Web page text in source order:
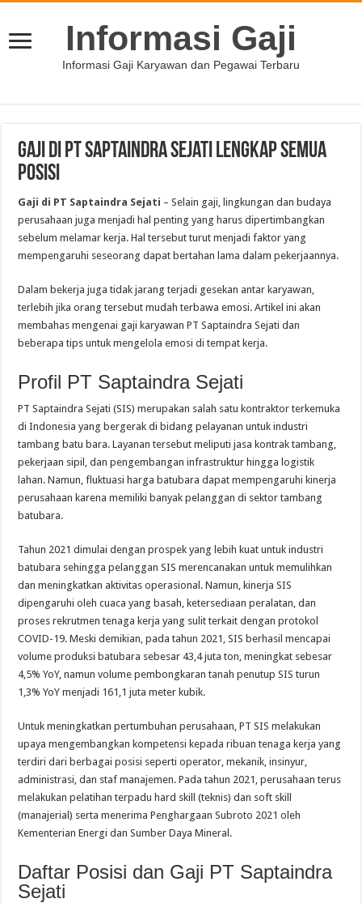
Informasi Gaji
Informasi Gaji Karyawan dan Pegawai Terbaru
Gaji di PT Saptaindra Sejati Lengkap Semua
Posisi
Gaji di PT Saptaindra Sejati – Selain gaji, lingkungan dan budaya
perusahaan juga menjadi hal penting yang harus dipertimbangkan
sebelum melamar kerja. Hal tersebut turut menjadi faktor yang
mempengaruhi seseorang dapat bertahan lama dalam pekerjaannya.
Dalam bekerja juga tidak jarang terjadi gesekan antar karyawan,
terlebih jika orang tersebut mudah terbawa emosi. Artikel ini akan
membahas mengenai gaji karyawan PT Saptaindra Sejati dan
beberapa tips untuk mengelola emosi di tempat kerja.
Profil PT Saptaindra Sejati
PT Saptaindra Sejati (SIS) merupakan salah satu kontraktor terkemuka
di Indonesia yang bergerak di bidang pelayanan untuk industri
tambang batu bara. Layanan tersebut meliputi jasa kontrak tambang,
pekerjaan sipil, dan pengembangan infrastruktur hingga logistik
lahan. Namun, fluktuasi harga batubara dapat mempengaruhi kinerja
perusahaan karena memiliki banyak pelanggan di sektor tambang
batubara.
Tahun 2021 dimulai dengan prospek yang lebih kuat untuk industri
batubara sehingga pelanggan SIS merencanakan untuk memulihkan
dan meningkatkan aktivitas operasional. Namun, kinerja SIS
dipengaruhi oleh cuaca yang basah, ketersediaan peralatan, dan
proses rekrutmen tenaga kerja yang sulit terkait dengan protokol
COVID-19. Meski demikian, pada tahun 2021, SIS berhasil mencapai
volume produksi batubara sebesar 43,4 juta ton, meningkat sebesar
4,5% YoY, namun volume pembongkaran tanah penutup SIS turun
1,3% YoY menjadi 161,1 juta meter kubik.
Untuk meningkatkan pertumbuhan perusahaan, PT SIS melakukan
upaya mengembangkan kompetensi kepada ribuan tenaga kerja yang
terdiri dari berbagai posisi seperti operator, mekanik, insinyur,
administrasi, dan staf manajemen. Pada tahun 2021, perusahaan terus
melakukan pelatihan terpadu hard skill (teknis) dan soft skill
(manajerial) serta menerima Penghargaan Subroto 2021 oleh
Kementerian Energi dan Sumber Daya Mineral.
Daftar Posisi dan Gaji PT Saptaindra
Sejati